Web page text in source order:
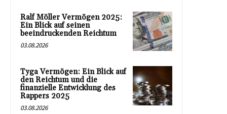
Ralf Möller Vermögen 2025:
Ein Blick auf seinen
beeindruckenden Reichtum
03.08.2026
Tyga Vermögen: Ein Blick auf
den Reichtum und die
finanzielle Entwicklung des
Rappers 2025
03.08.2026